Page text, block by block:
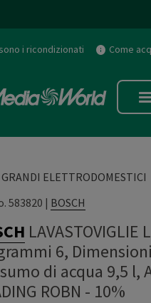
i ricondizionati Come
GRANDI ELETTRODOMESTICI
583820 | BOSCH
6,
di acqua 9,5 l,
ROBN - 10%